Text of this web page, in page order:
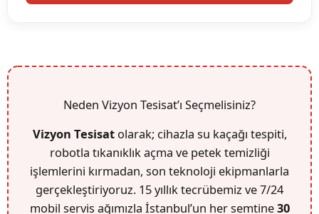
Neden Vizyon Tesisat’ı Seçmelisiniz?
Vizyon Tesisatolarak; cihazla su kaçağı tespiti,
robotla tıkanıklık açma ve petek temizliği
işlemlerini kırmadan, son teknoloji ekipmanlarla
gerçekleştiriyoruz. 15 yıllık tecrübemiz ve 7/24
mobil servis ağımızla İstanbul’un her semtine30